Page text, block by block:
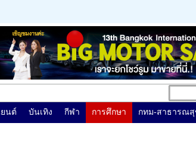
นต์ บันเทิง กีฬา การศึกษา กทม-สาธารณ